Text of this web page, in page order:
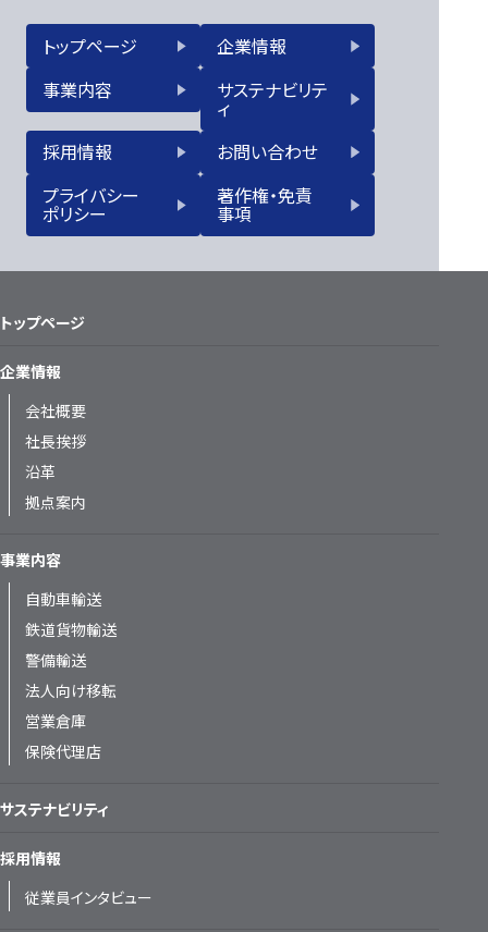
トップページ
企業情報
事業内容
サステナビリテ
ィ
採用情報
お問い合わせ
プライバシー
ポリシー
著作権・免責
事項
トップページ
企業情報
会社概要
社長挨拶
沿革
拠点案内
事業内容
自動車輸送
鉄道貨物輸送
警備輸送
法人向け移転
営業倉庫
保険代理店
サステナビリティ
採用情報
従業員インタビュー